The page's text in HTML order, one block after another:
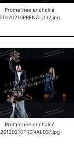
Prométhée enchaîné
20120210PRENAL032.jpg
Prométhée enchaîné
20120210PRENAL037.jpg